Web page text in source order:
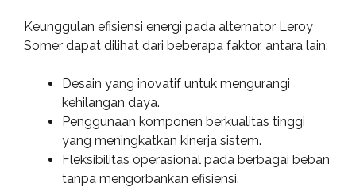
Keunggulan efisiensi energi pada alternator Leroy
Somer dapat dilihat dari beberapa faktor, antara lain:
Desain yang inovatif untuk mengurangi
kehilangan daya.
Penggunaan komponen berkualitas tinggi
yang meningkatkan kinerja sistem.
Fleksibilitas operasional pada berbagai beban
tanpa mengorbankan efisiensi.